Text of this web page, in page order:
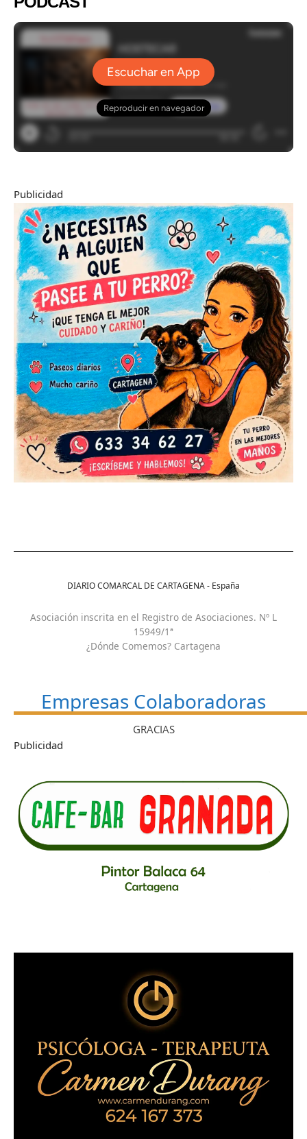
Publicidad
DIARIO COMARCAL DE CARTAGENA - España
Asociación inscrita en el Registro de Asociaciones. Nº L
15949/1ª
¿Dónde Comemos? Cartagena
Empresas Colaboradoras
GRACIAS
Publicidad